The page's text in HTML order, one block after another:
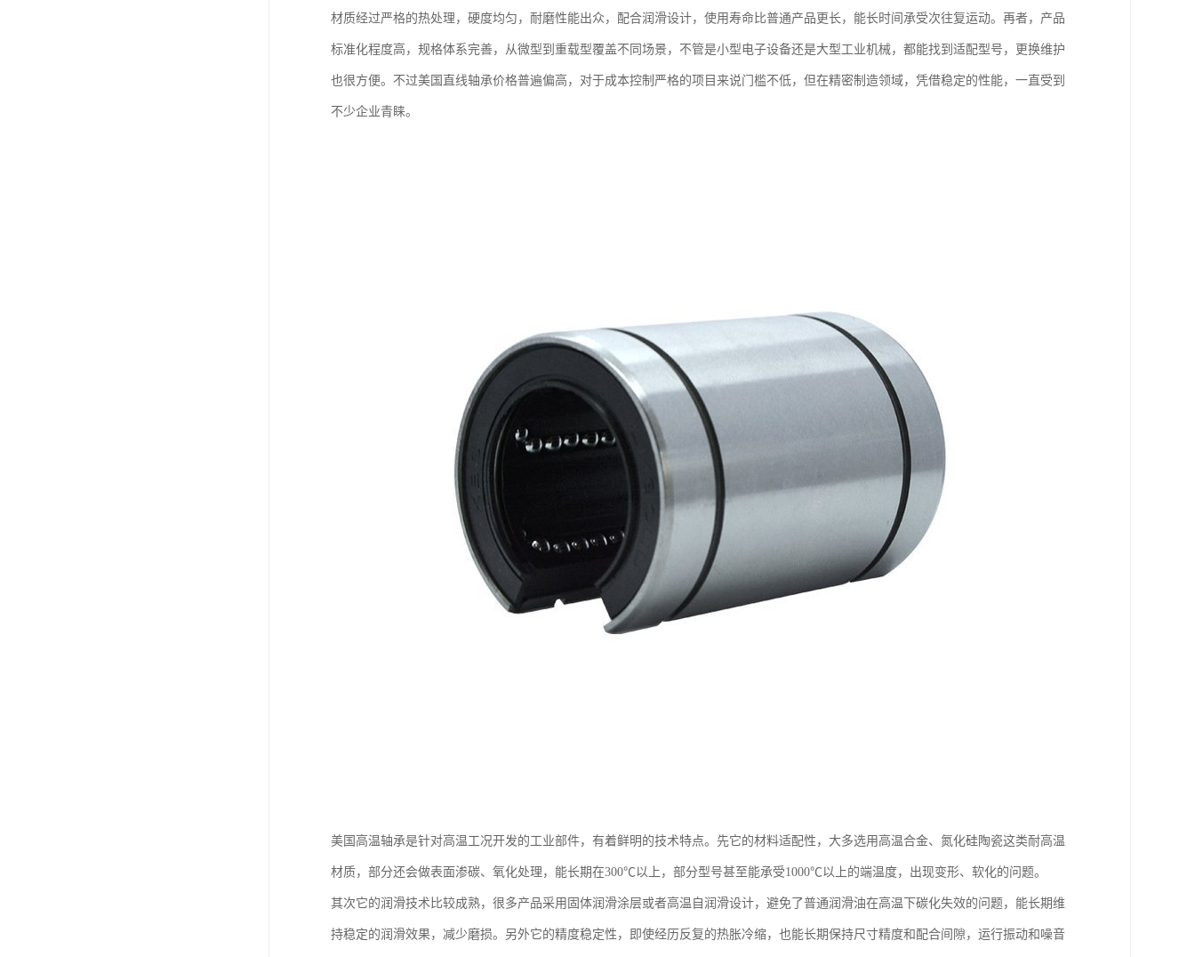
材质经过严格的热处理，硬度均匀，耐磨性能出众，配合润滑设计，使用寿命比普通产品更长，能长时间承受次往复运动。再者，产品
标准化程度高，规格体系完善，从微型到重载型覆盖不同场景，不管是小型电子设备还是大型工业机械，都能找到适配型号，更换维护
也很方便。不过美国直线轴承价格普遍偏高，对于成本控制严格的项目来说门槛不低，但在精密制造领域，凭借稳定的性能，一直受到
不少企业青睐。
美国高温轴承是针对高温工况开发的工业部件，有着鲜明的技术特点。先它的材料适配性，大多选用高温合金、氮化硅陶瓷这类耐高温
材质，部分还会做表面渗碳、氧化处理，能长期在300℃以上，部分型号甚至能承受1000℃以上的端温度，出现变形、软化的问题。
其次它的润滑技术比较成熟，很多产品采用固体润滑涂层或者高温自润滑设计，避免了普通润滑油在高温下碳化失效的问题，能长期维
持稳定的润滑效果，减少磨损。另外它的精度稳定性，即使经历反复的热胀冷缩，也能长期保持尺寸精度和配合间隙，运行振动和噪音